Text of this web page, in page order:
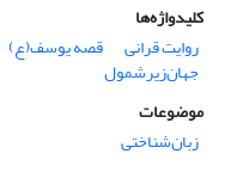
کلیدواژه‌ها
روایت قرانی
قصه یوسف(ع)
جهان‌زیرشمول
موضوعات
زبان‌شناختی